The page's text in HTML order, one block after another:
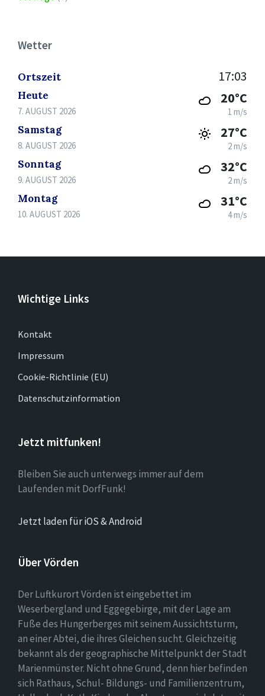
Wetter
Ortszeit 17:03
Heute
7. AUGUST 2026
20°C
1 m/s
Samstag
8. AUGUST 2026
27°C
2 m/s
Sonntag
9. AUGUST 2026
32°C
2 m/s
Montag
10. AUGUST 2026
31°C
4 m/s
Wichtige Links
Kontakt
Impressum
Cookie-Richtlinie (EU)
Datenschutzinformation
Jetzt mitfunken!
Bleiben Sie auch unterwegs immer auf dem
Laufenden mit DorfFunk!
Jetzt laden für iOS & Android
Über Vörden
Der Luftkurort Vörden ist eingebettet im
Weserbergland und Eggegebirge, mit der Lage am
Fuße des Hungerberges mit seinem Aussichtsturm,
an einer Abtei, die ihres Gleichen sucht. Gleichzeitig
bekannt als der geographische Mittelpunkt der Stadt
Marienmünster. Nicht ohne Grund, denn hier befinden
sich Rathaus, Schul- Bildungs- und Familienzentrum,